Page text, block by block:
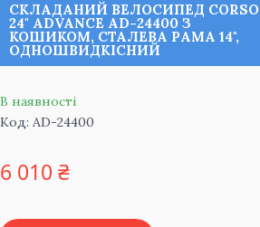
СКЛАДАНИЙ ВЕЛОСИПЕД CORSO
24" ADVANCE AD-24400 З
КОШИКОМ, СТАЛЕВА РАМА 14",
ОДНОШВИДКІСНИЙ
В наявності
Код: AD-24400
6 010 ₴